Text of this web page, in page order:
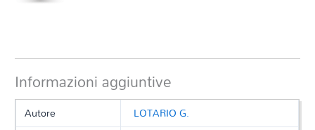
Informazioni aggiuntive
Autore
LOTARIO G.